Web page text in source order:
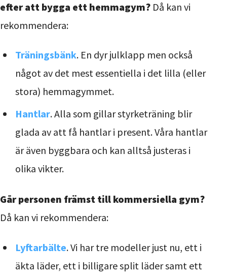
efter att bygga ett hemmagym? Då kan vi
rekommendera:
Träningsbänk. En dyr julklapp men också
något av det mest essentiella i det lilla (eller
stora) hemmagymmet.
Hantlar. Alla som gillar styrketräning blir
glada av att få hantlar i present. Våra hantlar
är även byggbara och kan alltså justeras i
olika vikter.
Går personen främst till kommersiella gym?
Då kan vi rekommendera:
Lyftarbälte. Vi har tre modeller just nu, ett i
äkta läder, ett i billigare split läder samt ett